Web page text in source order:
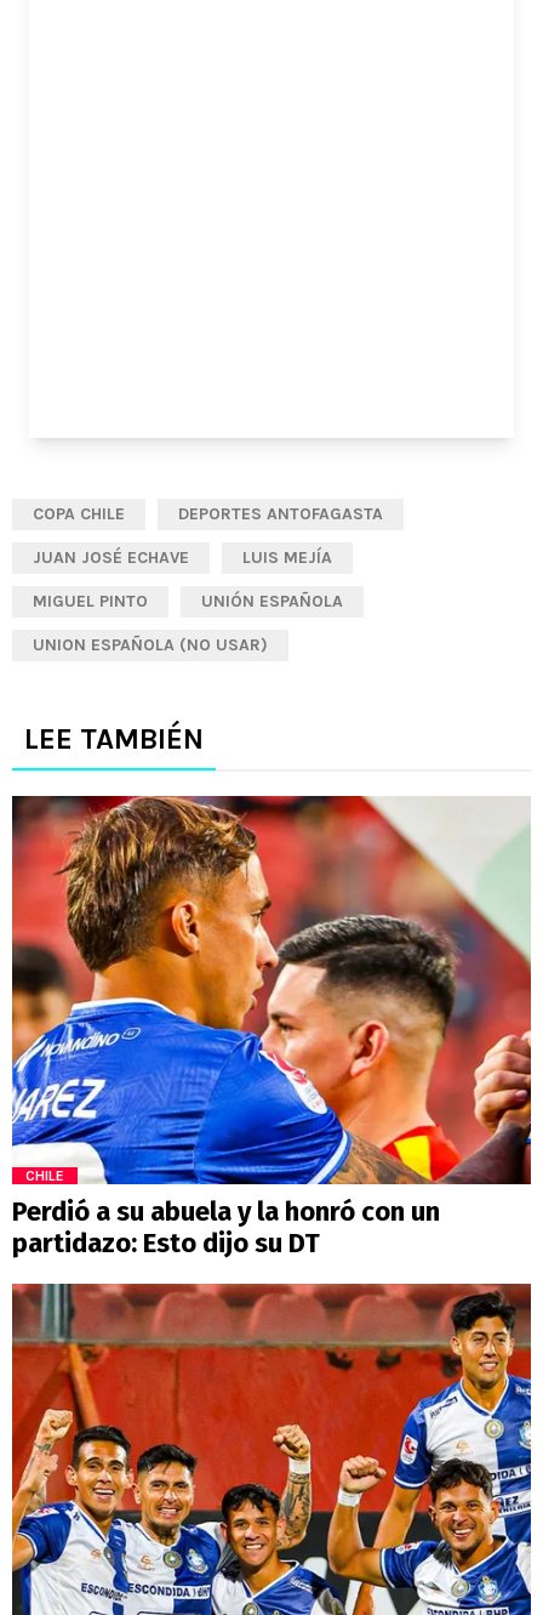
COPA CHILE DEPORTES ANTOFAGASTA
JUAN JOSÉ ECHAVE LUIS MEJÍA
MIGUEL PINTO UNIÓN ESPAÑOLA
UNION ESPAÑOLA (NO USAR)
LEE TAMBIÉN
CHILE
Perdió a su abuela y la honró con un
partidazo: Esto dijo su DT